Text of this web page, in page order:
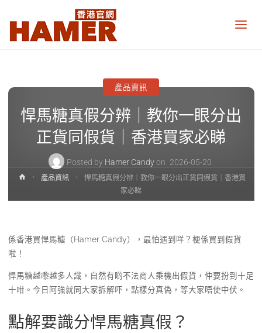
網
Hamer
Hong
Kong
official
website
悍馬糖真假分辨｜教你一眼分出
正貨同假貨｜香港買家必睇
Posted by Hamer Candy on 2026-05-20
產品資訊
Home產品資訊
悍馬糖真假分辨｜教你一眼分出正貨同假貨｜香港買
家必睇
係香港買悍馬糖（Hamer Candy），最怕遇到咩？梗係買到假貨
啦！
悍馬糖越嚟越多人識，自然有啲不法商人乘機出假貨，仲要扮到十足
十咁。今日阿強就同大家拆解吓，點樣分真偽，等大家唔使中伏。
點解要識分悍馬糖真假？